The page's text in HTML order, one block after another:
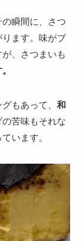
瞬間に、さつ
ます。味がブ
、さつまいも
もあって、 和
苦味もそれな
います。